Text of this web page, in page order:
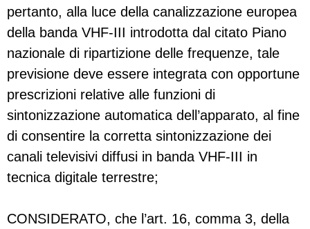
pertanto, alla luce della canalizzazione europea
della banda VHF-III introdotta dal citato Piano
nazionale di ripartizione delle frequenze, tale
previsione deve essere integrata con opportune
prescrizioni relative alle funzioni di
sintonizzazione automatica dell’apparato, al fine
di consentire la corretta sintonizzazione dei
canali televisivi diffusi in banda VHF-III in
tecnica digitale terrestre;
CONSIDERATO, che l’art. 16, comma 3, della